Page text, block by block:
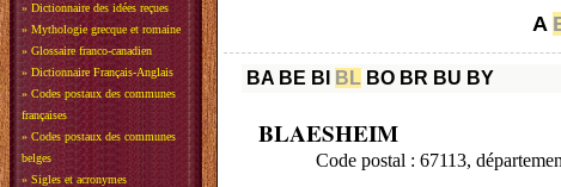
» Dictionnaire des idées reçues
» Mythologie grecque et romaine
» Glossaire franco-canadien
» Dictionnaire Français-Anglais
» Codes postaux des communes
françaises
» Codes postaux des communes
belges
» Sigles et acronymes
A
BA BE BI BL BO BR BU BY
BLAESHEIM
Code postal : 67113,